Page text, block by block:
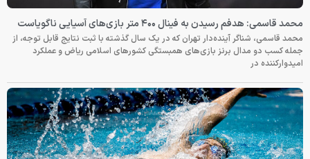
محمد قاسمی: هدفم رسیدن به فینال ۴۰۰ متر بازی‌های آسیایی ناگویاست
محمد قاسمی، شناگر آینده‌دار تهران که در یک سال گذشته با ثبت نتایج قابل توجه، از
جمله کسب دو مدال برنز بازی‌های همبستگی کشورهای اسلامی ریاض و عملکرد
امیدوارکننده در